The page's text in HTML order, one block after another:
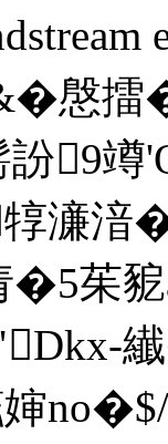
慇
訜9
湆
�5茱
纎